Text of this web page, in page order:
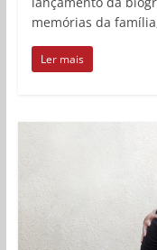
memórias da
Ler mais